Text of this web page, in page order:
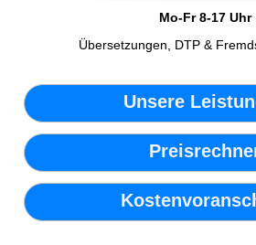
Mo-Fr 8-17 Uhr
Übersetzungen, DTP &
Unsere